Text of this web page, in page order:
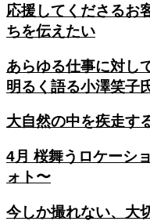
応援してくださるお
ちを伝えたい
あらゆる仕事に対し
明るく語る小澤笑子
大自然の中を疾走す
4月 桜舞うロケーシ
ォト〜
今しか撮れない、大